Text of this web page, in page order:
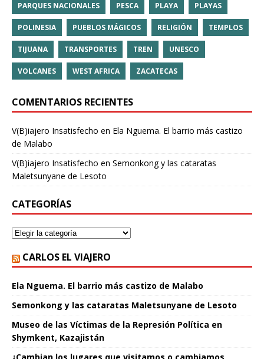
PARQUES NACIONALES PESCA PLAYA PLAYAS
POLINESIA PUEBLOS MÁGICOS RELIGIÓN TEMPLOS
TIJUANA TRANSPORTES TREN UNESCO
VOLCANES WEST AFRICA ZACATECAS
COMENTARIOS RECIENTES
V(B)iajero Insatisfecho en Ela Nguema. El barrio más castizo
de Malabo
V(B)iajero Insatisfecho en Semonkong y las cataratas
Maletsunyane de Lesoto
CATEGORÍAS
CARLOS EL VIAJERO
Ela Nguema. El barrio más castizo de Malabo
Semonkong y las cataratas Maletsunyane de Lesoto
Museo de las Víctimas de la Represión Política en
Shymkent, Kazajistán